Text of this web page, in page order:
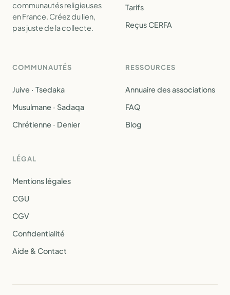
communautés religieuses
en France. Créez du lien,
pas juste de la collecte.
Tarifs
Reçus CERFA
COMMUNAUTÉS
Juive · Tsedaka
Musulmane · Sadaqa
Chrétienne · Denier
RESSOURCES
Annuaire des associations
FAQ
Blog
LÉGAL
Mentions légales
CGU
CGV
Confidentialité
Aide & Contact